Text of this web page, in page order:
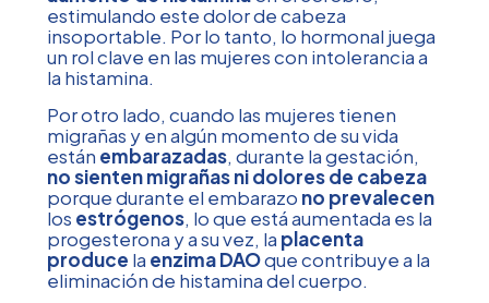
estimulando este dolor de cabeza
insoportable. Por lo tanto, lo hormonal juega
un rol clave en las mujeres con intolerancia a
la histamina.
Por otro lado, cuando las mujeres tienen
migrañas y en algún momento de su vida
están embarazadas, durante la gestación,
no sienten migrañasni dolores de cabeza
porque durante el embarazo no prevalecen
los estrógenos, lo que está aumentada es la
progesterona y a su vez, la placenta
produce la enzima DAOque contribuye a la
eliminación de histamina del cuerpo.